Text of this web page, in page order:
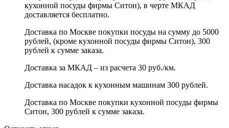
кухонной посуды фирмы Ситон), в черте МКАД
доставляется бесплатно.
Доставка по Москве покупки посуды на сумму до 5000
рублей, (кроме кухонной посуды фирмы Ситон), 300
рублей к сумме заказа.
Доставка за МКАД – из расчета 30 руб./км.
Доставка насадок к кухонным машинам 300 рублей.
Доставка по Москве покупки кухонной посуды фирмы
Ситон, 300 рублей к сумме заказа.